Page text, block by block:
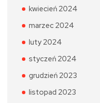
kwiecień 2024
marzec 2024
luty 2024
styczeń 2024
grudzień 2023
listopad 2023